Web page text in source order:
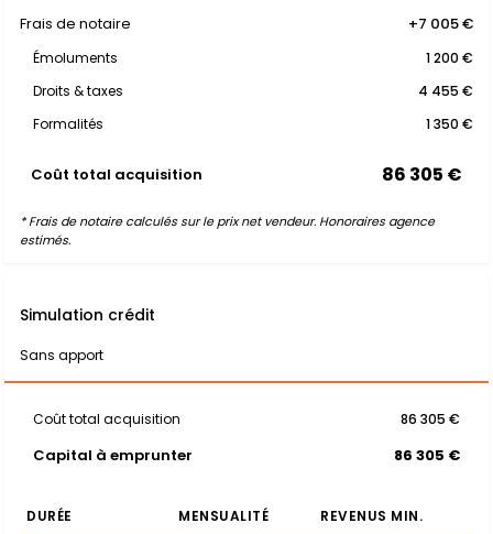
Frais de notaire +7 005 €
Émoluments
1 200 €
Droits & taxes
4 455 €
Formalités
1 350 €
Coût total acquisition 86 305 €
* Frais de notaire calculés sur le prix net vendeur. Honoraires agence
estimés.
Simulation crédit
Sans apport
Coût total acquisition 86 305 €
Capital à emprunter 86 305 €
DURÉE MENSUALITÉ
REVENUS MIN.